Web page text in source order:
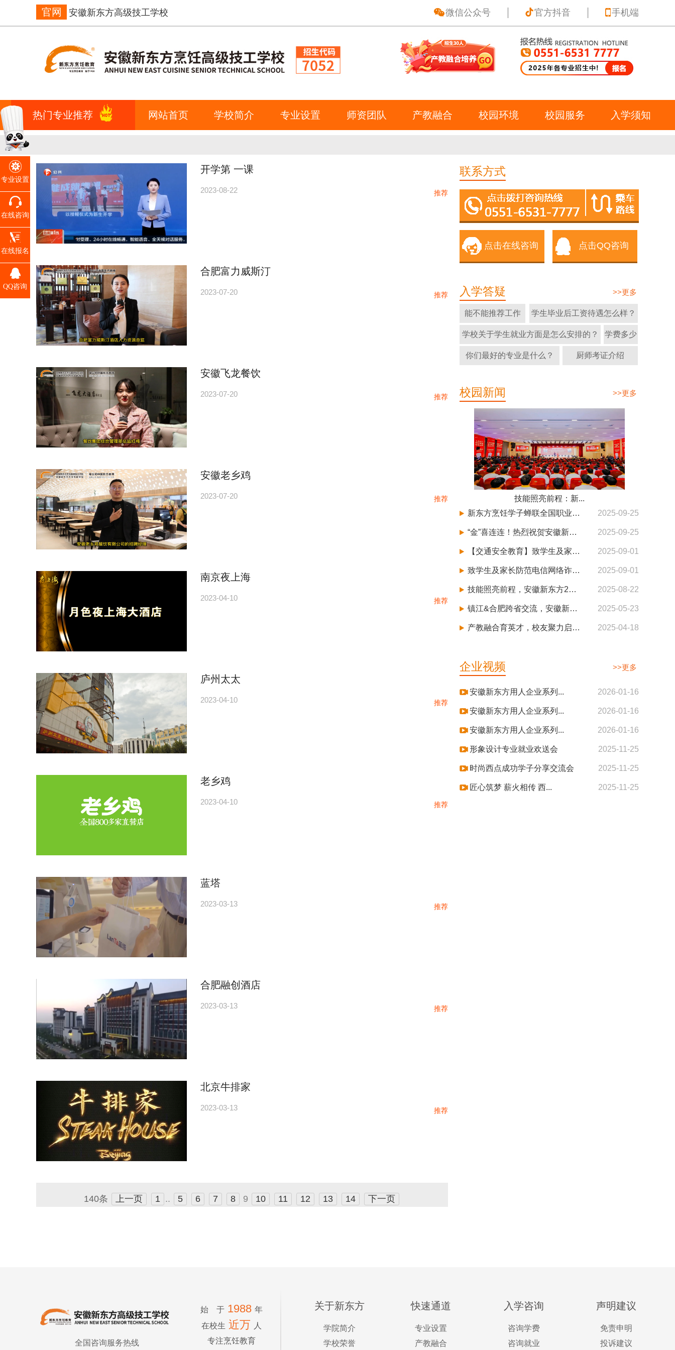
官网 安徽新东方高级技工学校 微信公众号 官方抖音 手机端
热门专业推荐 网站首页 学校简介 专业设置 师资团队 产教融合 校园环境 校园服务 入学须知
开学第 一课
2023-08-22 推荐
合肥富力威斯汀
2023-07-20 推荐
安徽飞龙餐饮
2023-07-20 推荐
安徽老乡鸡
2023-07-20 推荐
南京夜上海
2023-04-10 推荐
庐州太太
2023-04-10 推荐
老乡鸡
2023-04-10 推荐
蓝塔
2023-03-13 推荐
合肥融创酒店
2023-03-13 推荐
北京牛排家
2023-03-13 推荐
140条 上一页 1 .. 5 6 7 8 9 10 11 12 13 14 下一页
联系方式
点击在线咨询 点击QQ咨询
入学答疑 >>更多
能不能推荐工作 学生毕业后工资待遇怎么样？
学校关于学生就业方面是怎么安排的？ 学费多少
你们最好的专业是什么？ 厨师考证介绍
校园新闻 >>更多
技能照亮前程：新...
新东方烹饪学子蝉联全国职业技能大赛烹饪（西餐）项目冠军
2025-09-25
“金”喜连连！热烈祝贺安徽新东方在全国职业技能大赛中勇夺1金1铜1优胜，闪耀国赛舞台！ 2025-09-25
【交通安全教育】致学生及家长的开学第一封信 2025-09-01
致学生及家长防范电信网络诈骗的一封信 2025-09-01
技能照亮前程，安徽新东方2025“双高人才计划”暨四校生专业升级发布会盛大启航！ 2025-08-22
镇江&合肥跨省交流，安徽新东方助力三方合作，深化产教融合 2025-05-23
产教融合育英才，校友聚力启新篇 | 安徽新东方2025年春季人才交流会暨校友会启动仪式圆满举行 2025-04-18
企业视频 >>更多
安徽新东方用人企业系列... 2026-01-16
安徽新东方用人企业系列... 2026-01-16
安徽新东方用人企业系列... 2026-01-16
形象设计专业就业欢送会 2025-11-25
时尚西点成功学子分享交流会 2025-11-25
匠心筑梦 薪火相传 西... 2025-11-25
全国咨询服务热线
始 于 1988 年
在校生 近万
人
专注烹饪教育
关于新东方
学院简介
学校荣誉
快速通道
专业设置
产教融合
入学咨询
咨询学费
咨询就业
声明建议
免责申明
投诉建议
专业设置
在线咨询
在线报名
QQ咨询